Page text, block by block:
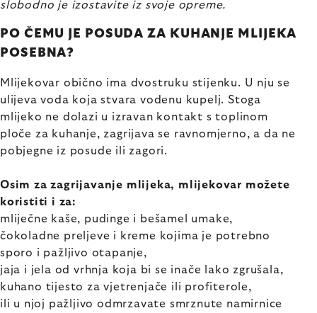
slobodno je izostavite iz svoje opreme.
PO ČEMU JE POSUDA ZA KUHANJE MLIJEKA
POSEBNA?
Mlijekovar obično ima dvostruku stijenku. U nju se
ulijeva voda koja stvara vodenu kupelj. Stoga
mlijeko ne dolazi u izravan kontakt s toplinom
ploče za kuhanje, zagrijava se ravnomjerno, a da ne
pobjegne iz posude ili zagori.
Osim za zagrijavanje mlijeka, mlijekovar možete
koristiti i za:
mliječne kaše, pudinge i bešamel umake,
čokoladne preljeve i kreme kojima je potrebno
sporo i pažljivo otapanje,
jaja i jela od vrhnja koja bi se inače lako zgrušala,
kuhano tijesto za vjetrenjače ili profiterole,
ili u njoj pažljivo odmrzavate smrznute namirnice